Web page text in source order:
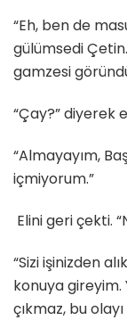
“Eh, ben de
gülümsedi
gamzesi
“Çay?” diyerek
“Almayayım,
içmiyorum.”
Elini geri çekti.
“Sizi işinizden
konuya gireyim.
çıkmaz, bu